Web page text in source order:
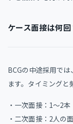
ケース面接は何
BCGの中途採用では
ます。タイミング
・一次面接：1〜2
・二次面接：2人の